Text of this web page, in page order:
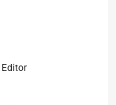
Editor